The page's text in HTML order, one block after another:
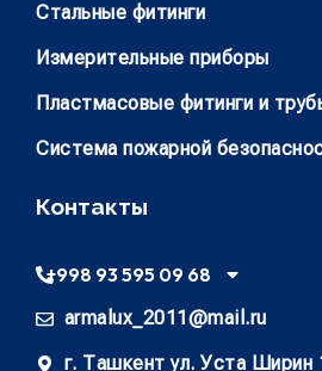
Стальные фитинги
Измерительные приборы
Пластмасовые фитинги и
Система пожарной
Контакты
+998 93 595 09 68
armalux_2011@mail.ru
г. Ташкент ул. Уста Ширин